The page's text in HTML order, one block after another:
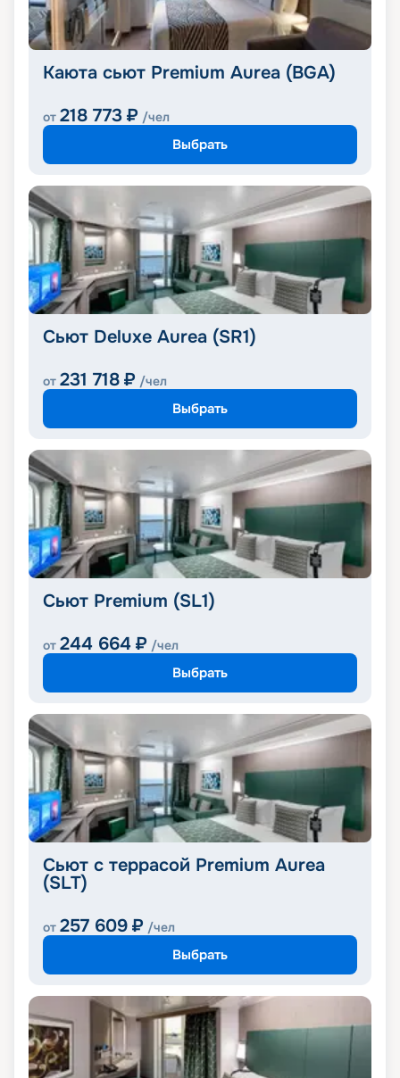
Каюта сьют Premium Aurea (BGA)
от 218 773 ₽ /чел
Выбрать
Сьют Deluxe Aurea (SR1)
от 231 718 ₽ /чел
Выбрать
Сьют Premium (SL1)
от 244 664 ₽ /чел
Выбрать
Сьют с террасой Premium Aurea
(SLT)
от 257 609 ₽ /чел
Выбрать